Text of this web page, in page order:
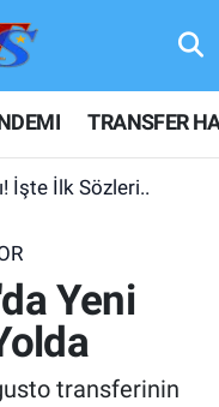
TRANSFER
İşte İlk Sözleri..
Yeni
transferinin